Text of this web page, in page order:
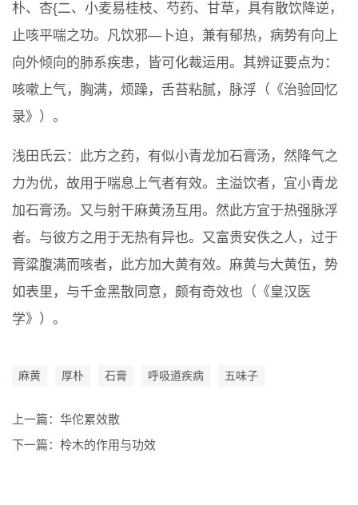
朴、杏{二、小麦易桂枝、芍药、甘草，具有散饮降逆，
止咳平喘之功。凡饮邪—卜迫，兼有郁热，病势有向上
向外倾向的肺系疾患，皆可化裁运用。其辨证要点为：
咳嗽上气，胸满，烦躁，舌苔粘腻，脉浮（《治验回忆
录》）。
浅田氏云：此方之药，有似小青龙加石膏汤，然降气之
力为优，故用于喘息上气者有效。主溢饮者，宜小青龙
加石膏汤。又与射干麻黄汤互用。然此方宜于热强脉浮
者。与彼方之用于无热有异也。又富贵安佚之人，过于
膏粱腹满而咳者，此方加大黄有效。麻黄与大黄伍，势
如表里，与千金黑散同意，颇有奇效也（《皇汉医
学》）。
麻黄 厚朴 石膏 呼吸道疾病 五味子
上一篇： 华佗累效散
下一篇： 柃木的作用与功效